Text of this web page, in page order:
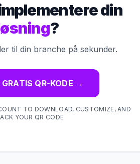
din
?
til din branche på sekunder.
GRATIS QR-KODE →
TO DOWNLOAD, CUSTOMIZE, AND
YOUR QR CODE